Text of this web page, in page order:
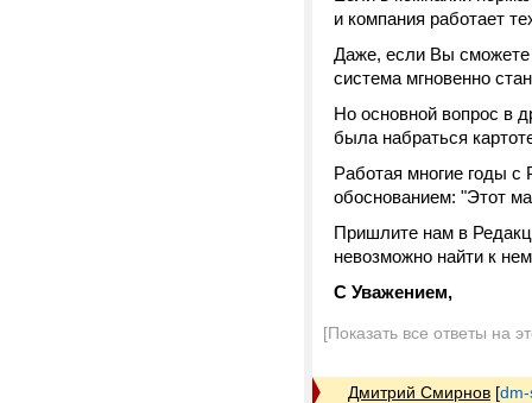
и компания работает
Даже, если Вы сможете
система мгновенно
Но основной вопрос в
была набраться
Работая многие годы
обоснованием: "Этот
Пришлите нам в
невозможно найти к
С Уважением,
[Показать все ответы на
Дмитрий Смирнов [